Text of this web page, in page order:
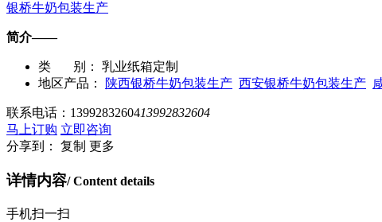
银桥牛奶包装生产
简介——
类 别：
乳业纸箱定制
地区产品：
陕西银桥牛奶包装生产 西安银桥牛奶包装生产
联系电话： 1399283260413992832604
马上订购 立即咨询
分享到：
复制 更多
详情内容/ Content details
手机扫一扫